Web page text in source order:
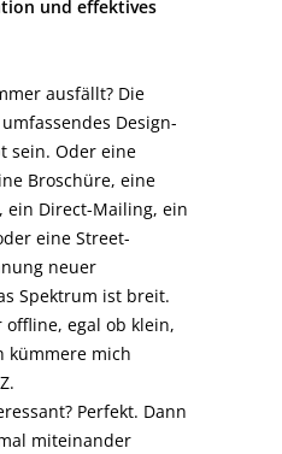
und effektives
ausfällt? Die
Design-
sein. Oder eine
Broschüre, eine
ein Direct-Mailing, ein
eine Street-
neuer
Spektrum ist breit.
offline, egal ob klein,
kümmere mich
Perfekt. Dann
miteinander